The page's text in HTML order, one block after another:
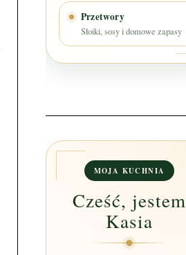
Przetwory
Słoiki, sosy i domowe zapasy
MOJA KUCHNIA
Cześć, jestem
Kasia